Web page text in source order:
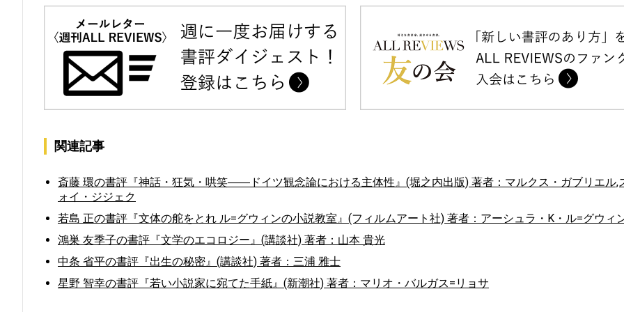
関連記事
斎藤 環の書評『神話・狂気・哄笑――ドイツ観念論における主体性』(堀之内出版) 著者：マルクス・ガブリエル,
ォイ・ジジェク
若島 正の書評『文体の舵をとれ ル=グウィンの小説教室』(フィルムアート社) 著者：アーシュラ・K・ル=グウィ
鴻巣 友季子の書評『文学のエコロジー』(講談社) 著者：山本 貴光
中条 省平の書評『出生の秘密』(講談社) 著者：三浦 雅士
星野 智幸の書評『若い小説家に宛てた手紙』(新潮社) 著者：マリオ・バルガス=リョサ